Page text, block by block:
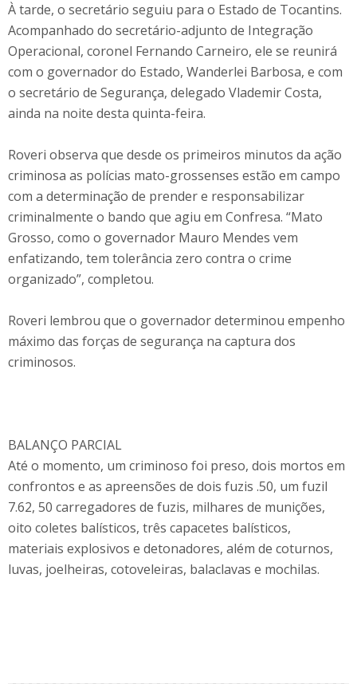
À tarde, o secretário seguiu para o Estado de Tocantins.
Acompanhado do secretário-adjunto de Integração
Operacional, coronel Fernando Carneiro, ele se reunirá
com o governador do Estado, Wanderlei Barbosa, e com
o secretário de Segurança, delegado Vlademir Costa,
ainda na noite desta quinta-feira.
Roveri observa que desde os primeiros minutos da ação
criminosa as polícias mato-grossenses estão em campo
com a determinação de prender e responsabilizar
criminalmente o bando que agiu em Confresa. “Mato
Grosso, como o governador Mauro Mendes vem
enfatizando, tem tolerância zero contra o crime
organizado”, completou.
Roveri lembrou que o governador determinou empenho
máximo das forças de segurança na captura dos
criminosos.
BALANÇO PARCIAL
Até o momento, um criminoso foi preso, dois mortos em
confrontos e as apreensões de dois fuzis .50, um fuzil
7.62, 50 carregadores de fuzis, milhares de munições,
oito coletes balísticos, três capacetes balísticos,
materiais explosivos e detonadores, além de coturnos,
luvas, joelheiras, cotoveleiras, balaclavas e mochilas.